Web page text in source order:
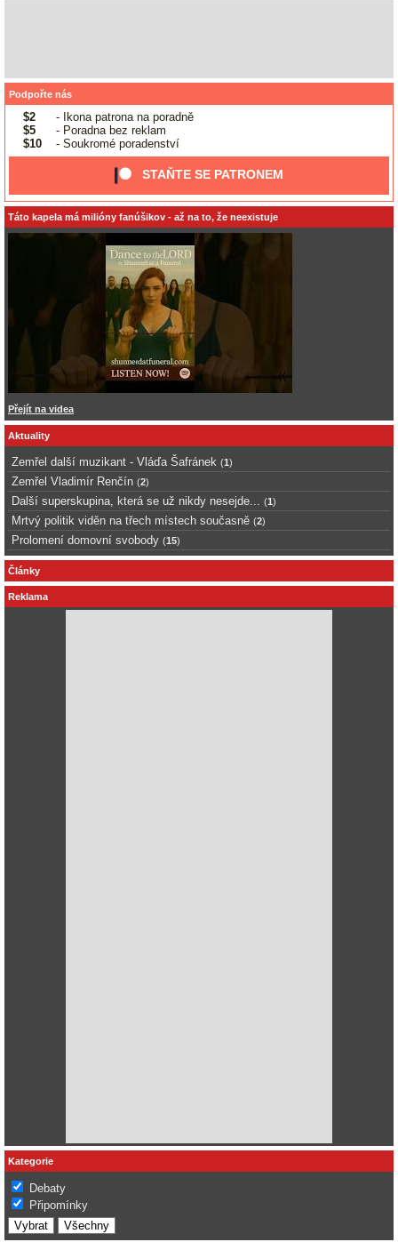
Podpořte nás
$2
- Ikona patrona na poradně
$5
- Poradna bez reklam
$10
- Soukromé poradenství
STAŇTE SE PATRONEM
Táto kapela má milióny fanúšikov - až na to, že neexistuje
Přejít na videa
Aktuality
Zemřel další muzikant - Vláďa Šafránek (1)
Zemřel Vladimír Renčín (2)
Další superskupina, která se už nikdy nesejde... (1)
Mrtvý politik viděn na třech místech současně (2)
Prolomení domovní svobody (15)
Články
Reklama
Kategorie
Debaty
Připomínky